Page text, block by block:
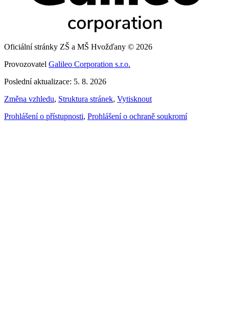
Oficiální stránky ZŠ a MŠ Hvožďany © 2026
Provozovatel Galileo Corporation s.r.o.
Poslední aktualizace: 5. 8. 2026
Změna vzhledu, Struktura stránek, Vytisknout
Prohlášení o přístupnosti, Prohlášení o ochraně soukromí